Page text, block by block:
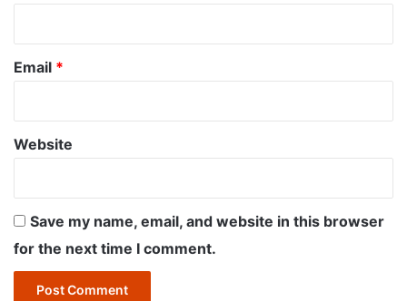
Email *
Website
Save my name, email, and website in this browser
for the next time I comment.